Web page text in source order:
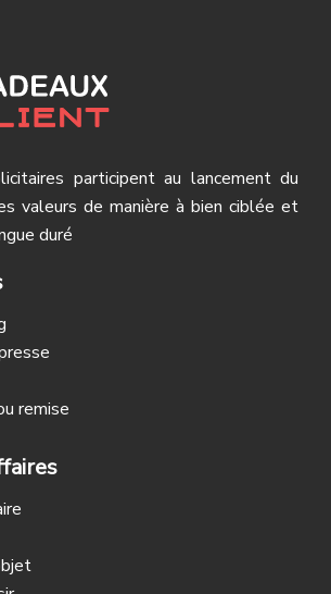
participent au lancement du
valeurs de manière à bien ciblée et
duré
remise